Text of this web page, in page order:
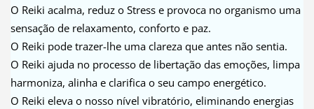
O Reiki acalma, reduz o Stress e provoca no organismo uma
sensação de relaxamento, conforto e paz.
O Reiki pode trazer-lhe uma clareza que antes não sentia.
O Reiki ajuda no processo de libertação das emoções, limpa
harmoniza, alinha e clarifica o seu campo energético.
O Reiki eleva o nosso nível vibratório, eliminando energias